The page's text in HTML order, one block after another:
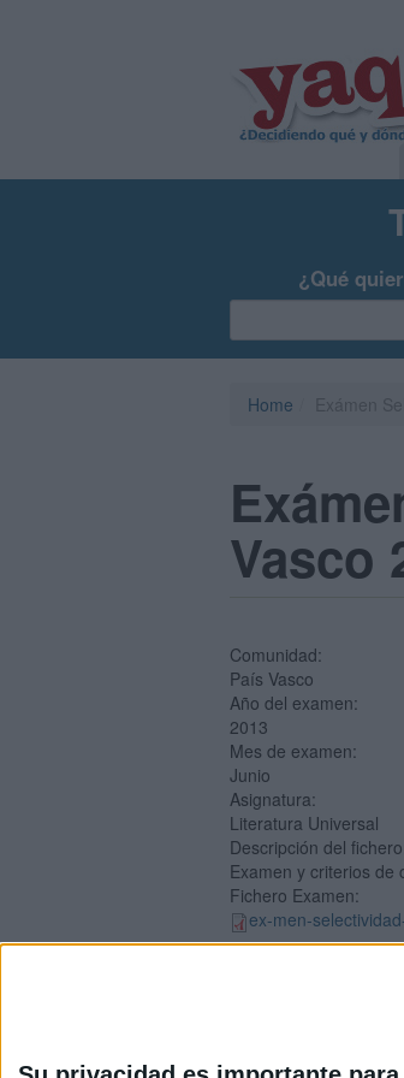
¿Qué
Home
Vasco
Comunidad:
País Vasco
Año del examen:
2013
Mes de examen:
Junio
Asignatura:
Literatura Universal
Descripción del
Examen y criterios de
Fichero Examen:
ex-men-